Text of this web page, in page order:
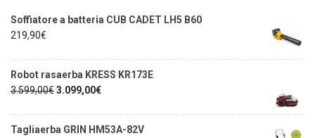
Soffiatore a batteria CUB CADET LH5 B60
219,90€
Robot rasaerba KRESS KR173E
3.599,00€3.099,00€
Tagliaerba GRIN HM53A-82V